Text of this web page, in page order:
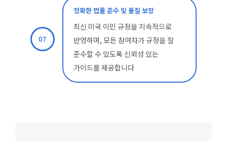
07
정확한 법률 준수 및 품질 보장
최신 미국 이민 규정을 지속적으로
반영하며, 모든 참여자가 규정을 잘
준수할 수 있도록 신뢰성 있는
가이드를 제공합니다